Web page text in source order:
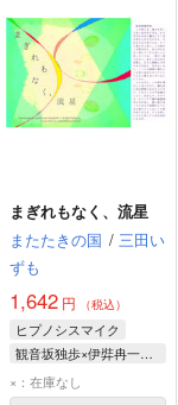
まぎれもなく、流星
またたきの国 / 三田い
ずも
1,642 円 （税込）
ヒプノシスマイク
観音坂独歩×伊弉冉一二三
×：在庫なし